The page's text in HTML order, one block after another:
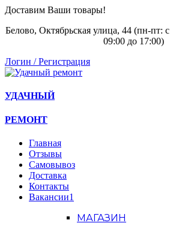
Доставим Ваши товары!
Белово, Октябрьская улица, 44 (пн-пт: с
09:00 до 17:00)
Логин / Регистрация
УДАЧНЫЙ
РЕМОНТ
Главная
Отзывы
Самовывоз
Доставка
Контакты
Вакансии1
МАГАЗИН